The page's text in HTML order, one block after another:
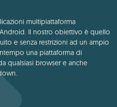
multipiattaforma
Il nostro obiettivo è quello
e senza restrizioni ad un ampio
una piattaforma di
qualsiasi browser e anche